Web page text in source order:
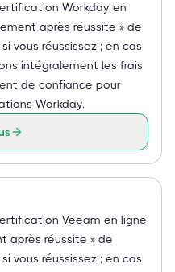
Workday en
après réussite » de
vous réussissez ; en cas
intégralement les frais
de confiance pour
Workday.
Veeam en ligne
après réussite » de
vous réussissez ; en cas